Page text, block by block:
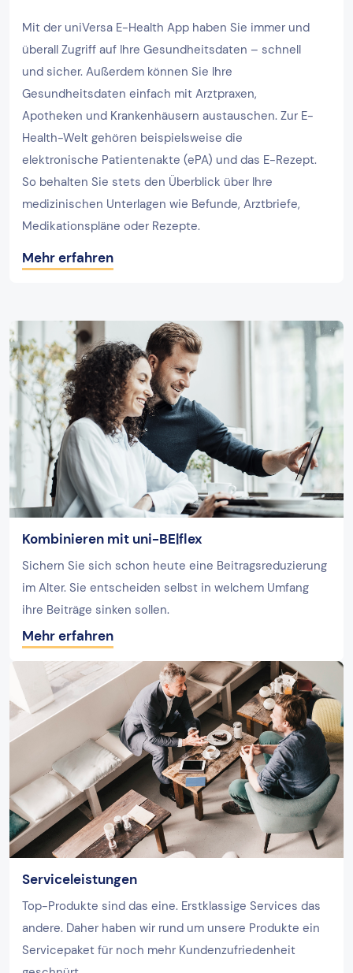
Mit der uniVersa E-Health App haben Sie immer und
überall Zugriff auf Ihre Gesundheitsdaten – schnell
und sicher. Außerdem können Sie Ihre
Gesundheitsdaten einfach mit Arztpraxen,
Apotheken und Krankenhäusern austauschen. Zur E-
Health-Welt gehören beispielsweise die
elektronische Patientenakte (ePA) und das E-Rezept.
So behalten Sie stets den Überblick über Ihre
medizinischen Unterlagen wie Befunde, Arztbriefe,
Medikationspläne oder Rezepte.
Mehr erfahren
Kombinieren mit uni-BE|flex
Sichern Sie sich schon heute eine Beitragsreduzierung
im Alter. Sie entscheiden selbst in welchem Umfang
ihre Beiträge sinken sollen.
Mehr erfahren
Serviceleistungen
Top-Produkte sind das eine. Erstklassige Services das
andere. Daher haben wir rund um unsere Produkte ein
Servicepaket für noch mehr Kundenzufriedenheit